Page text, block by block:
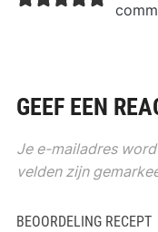
GEEF EEN
Je e-mailadres
velden zijn
BEOORDELING RECEPT